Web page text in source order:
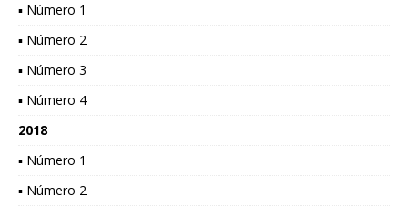
▪ Número 1
▪ Número 2
▪ Número 3
▪ Número 4
2018
▪ Número 1
▪ Número 2